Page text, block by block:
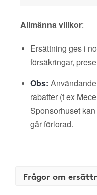
Allmänna villkor:
Ersättning ges i
försäkringar,
Obs:
rabatter (t ex
Sponsorhuset
går förlorad.
Frågor om